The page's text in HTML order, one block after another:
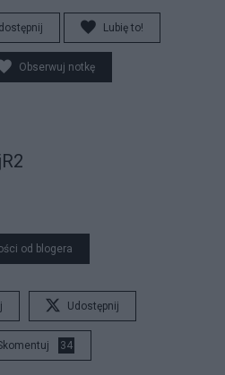
Lubię to!
Obserwuj notkę
od blogera
Udostępnij
34